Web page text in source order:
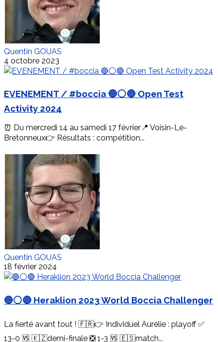
Quentin GOUAS
4 octobre 2023
EVENEMENT / #boccia 🔵⚪🔴 Open Test
Activity 2024
⏰ Du mercredi 14 au samedi 17 février📍 Voisin-Le-
Bretonneux👉 Résultats : compétition...
Quentin GOUAS
18 février 2024
🔵⚪️🔴 Heraklion 2023 World Boccia Challenger
La fierté avant tout ! 🇫🇷👉 Individuel Aurélie : playoff ✅
13-0 🆚 🇰🇿demi-finale ❎ 1-3 🆚 🇪🇸match...